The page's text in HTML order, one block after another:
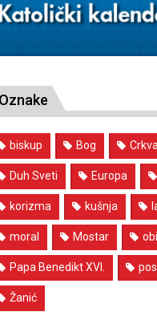
biskup Bog
Duh Sveti Europa
korizma kušnja
moral Mostar
Papa Benedikt XVI.
Žanić